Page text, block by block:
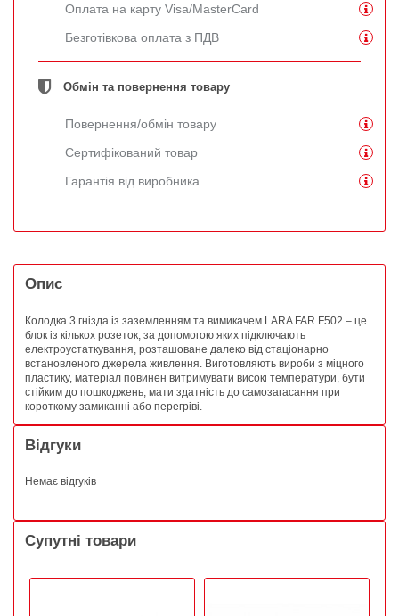
Оплата на карту Visa/MasterCard
Безготівкова оплата з ПДВ
Обмін та повернення товару
Повернення/обмін товару
Сертифікований товар
Гарантія від виробника
Опис
Колодка 3 гнізда із заземленням та вимикачем LARA FAR F502 – це
блок із кількох розеток, за допомогою яких підключають
електроустаткування, розташоване далеко від стаціонарно
встановленого джерела живлення. Виготовляють вироби з міцного
пластику, матеріал повинен витримувати високі температури, бути
стійким до пошкоджень, мати здатність до самозагасання при
короткому замиканні або перегріві.
Відгуки
Немає відгуків
Супутні товари